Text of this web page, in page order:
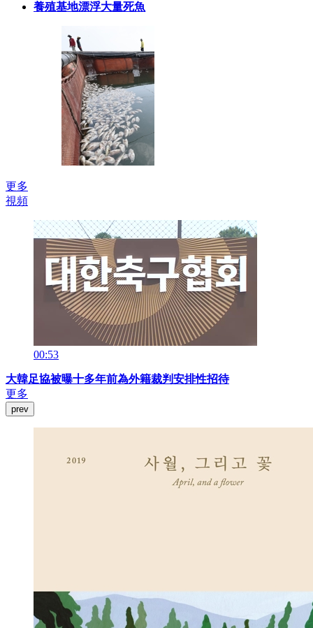
養殖基地漂浮大量死魚
更多
視頻
00:53
大韓足協被曝十多年前為外籍裁判安排性招待
更多
prev